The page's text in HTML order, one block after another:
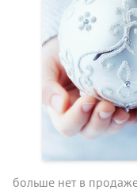
больше нет в